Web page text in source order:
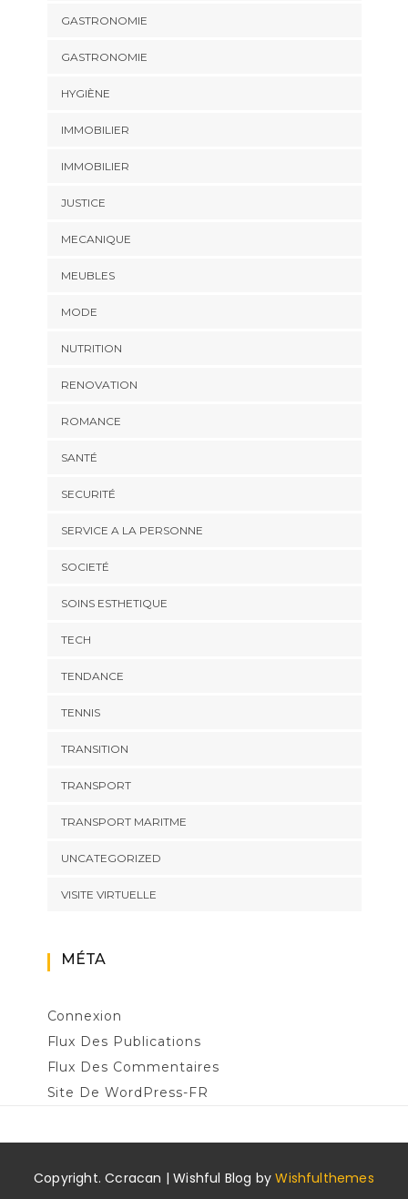
GASTRONOMIE
GASTRONOMIE
HYGIÈNE
IMMOBILIER
IMMOBILIER
JUSTICE
MECANIQUE
MEUBLES
MODE
NUTRITION
RENOVATION
ROMANCE
SANTÉ
SECURITÉ
SERVICE A LA PERSONNE
SOCIETÉ
SOINS ESTHETIQUE
TECH
TENDANCE
TENNIS
TRANSITION
TRANSPORT
TRANSPORT MARITME
UNCATEGORIZED
VISITE VIRTUELLE
MÉTA
Connexion
Flux Des Publications
Flux Des Commentaires
Site De WordPress-FR
Copyright. Ccracan | Wishful Blog byWishfulthemes